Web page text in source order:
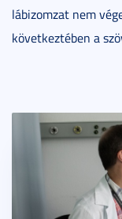
lábizomzat nem
következtében a